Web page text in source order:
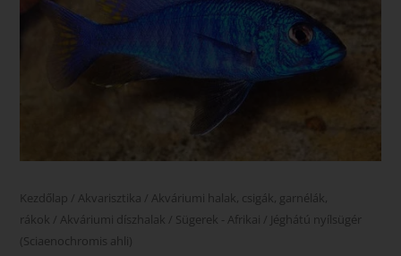
Kezdőlap / Akvarisztika / Akváriumi halak, csigák, garnélák,
rákok / Akváriumi díszhalak / Sügerek - Afrikai / Jéghátú nyílsügér
(Sciaenochromis ahli)